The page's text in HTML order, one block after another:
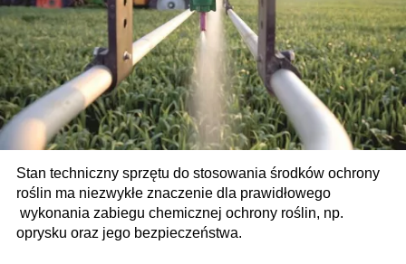
Stan techniczny sprzętu do stosowania środków ochrony
roślin ma niezwykłe znaczenie dla prawidłowego
wykonania zabiegu chemicznej ochrony roślin, np.
oprysku oraz jego bezpieczeństwa.